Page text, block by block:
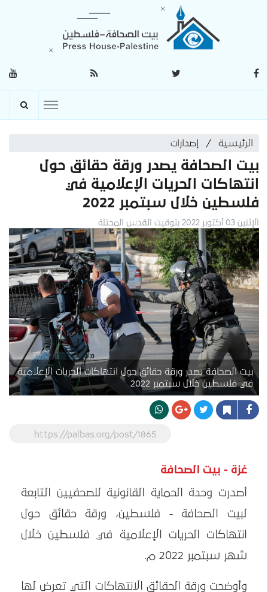
الرئيسية إصدارات
بيت الصحافة يصدر ورقة حقائق حول
انتهاكات الحريات الإعلامية في
فلسطين خلال سبتمبر 2022
الإثنين 03 أكتوبر 2022 بتوقيت القدس المحتلة
بيت الصحافة يصدر ورقة حقائق حول انتهاكات الحريات الإعلامية
في فلسطين خلال سبتمبر 2022
https://palbas.org/post/1865
غزة - بيت الصحافة
أصدرت وحدة الحماية القانونية للصحفيين التابعة
لبيت الصحافة - فلسطين، ورقة حقائق حول
انتهاكات الحريات الإعلامية في فلسطين خلال
شهر سبتمبر 2022 م.
وأوضحت ورقة الحقائق الانتهاكات التي تعرض لها